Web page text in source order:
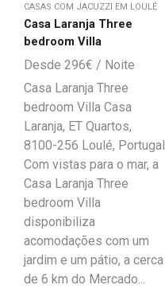
CASAS COM JACUZZI EM LOULÉ
Casa Laranja Three
bedroom Villa
296€
Casa Laranja Three
bedroom Villa Casa
Laranja, ET Quartos,
8100-256 Loulé, Portugal
Com vistas para o mar, a
Casa Laranja Three
bedroom Villa
disponibiliza
acomodações com um
jardim e um pátio, a cerca
de 6 km do Mercado...